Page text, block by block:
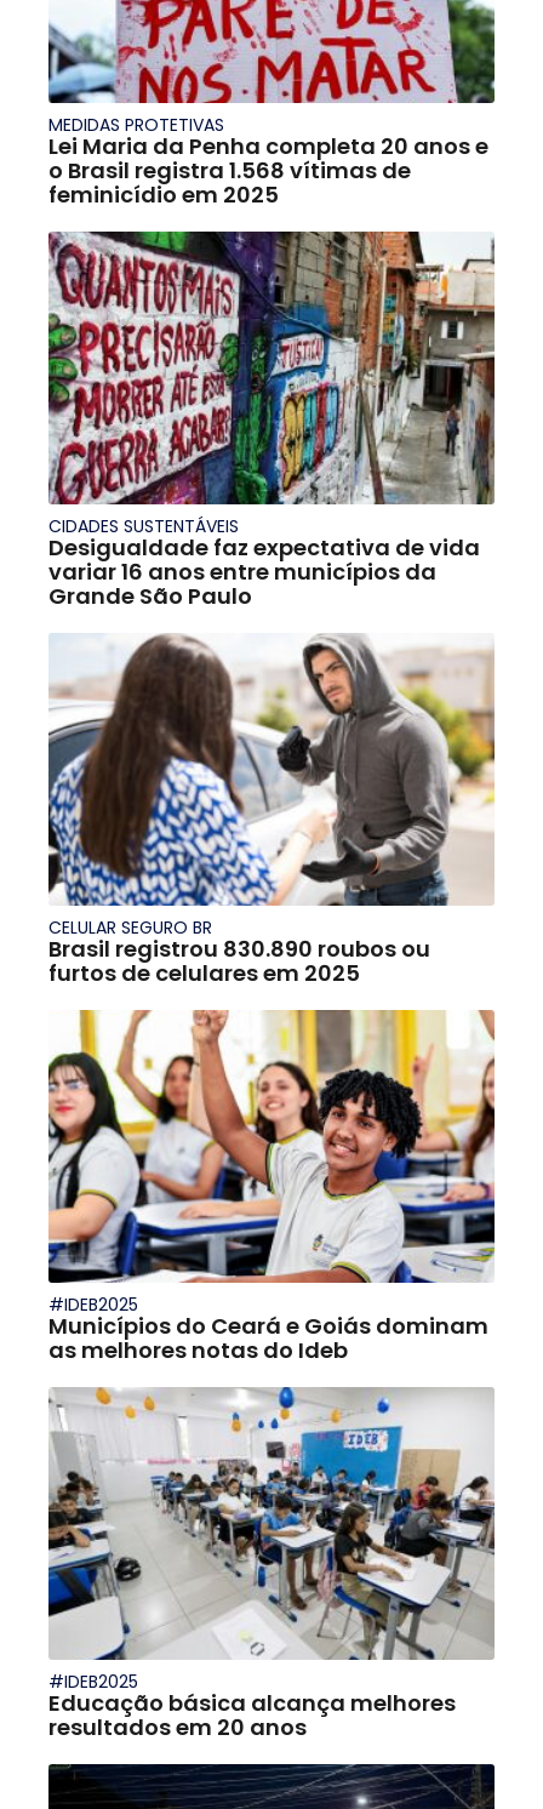
MEDIDAS PROTETIVAS
Lei Maria da Penha completa 20 anos e
o Brasil registra 1.568 vítimas de
feminicídio em 2025
CIDADES SUSTENTÁVEIS
Desigualdade faz expectativa de vida
variar 16 anos entre municípios da
Grande São Paulo
CELULAR SEGURO BR
Brasil registrou 830.890 roubos ou
furtos de celulares em 2025
#IDEB2025
Municípios do Ceará e Goiás dominam
as melhores notas do Ideb
#IDEB2025
Educação básica alcança melhores
resultados em 20 anos